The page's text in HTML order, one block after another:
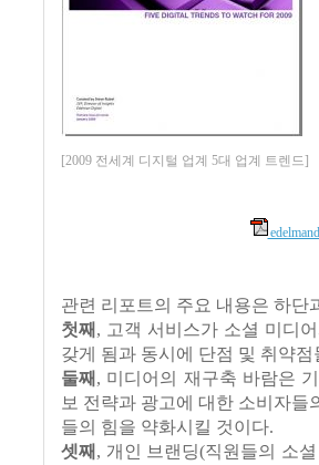
[2009 전세계 디지털 업계 5대 업계 트렌드]
관련 리포트의 주요 내용은 하단
첫째 , 고객 서비스가 소셜 미디
갖게
됨과 동시에 단점 및 취약점
둘째 , 미디어의 재구축 바람은
보 전략과 광고에 대한 소비자들
들의 힘을 약화시킬 것이다.
셋째 , 개인 브랜딩(직원들의 소셜